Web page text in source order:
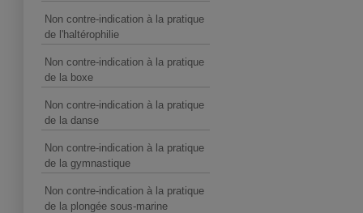
Non contre-indication à la pratique
de l'haltérophilie
Non contre-indication à la pratique
de la boxe
Non contre-indication à la pratique
de la danse
Non contre-indication à la pratique
de la gymnastique
Non contre-indication à la pratique
de la plongée sous-marine